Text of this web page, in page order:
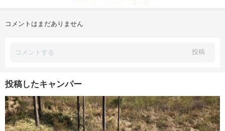
コメントはまだありません
投稿
投稿したキャンパー